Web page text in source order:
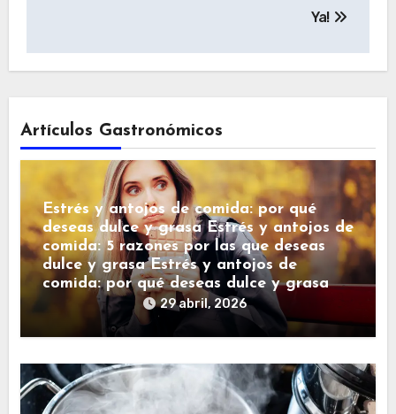
Ya!
Artículos Gastronómicos
Estrés y antojos de comida: por qué
deseas dulce y grasa Estrés y antojos de
comida: 5 razones por las que deseas
dulce y grasa Estrés y antojos de
comida: por qué deseas dulce y grasa
29 abril, 2026